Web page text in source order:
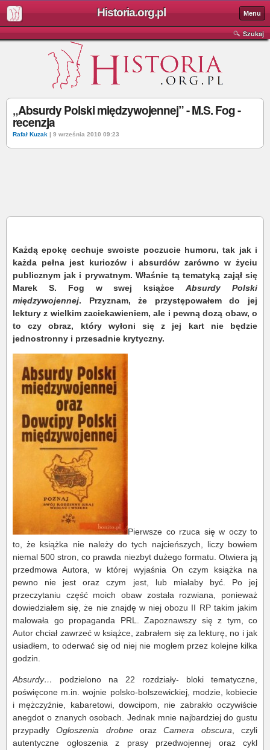
Historia.org.pl Menu
Szukaj
„Absurdy Polski międzywojennej” - M.S. Fog -
recenzja
Rafał Kuzak | 9 września 2010 09:23
Każdą epokę cechuje swoiste poczucie humoru, tak jak i
każda pełna jest kuriozów i absurdów zarówno w życiu
publicznym jak i prywatnym. Właśnie tą tematyką zajął się
Marek S. Fog w swej książceAbsurdy Polski
międzywojennej. Przyznam, że przystępowałem do jej
lektury z wielkim zaciekawieniem, ale i pewną dozą obaw, o
to czy obraz, który wyłoni się z jej kart nie będzie
jednostronny i przesadnie krytyczny.
Pierwsze co rzuca się w oczy to
to, że książka nie należy do tych najcieńszych, liczy bowiem
niemal 500 stron, co prawda niezbyt dużego formatu. Otwiera ją
przedmowa Autora, w której wyjaśnia On czym książka na
pewno nie jest oraz czym jest, lub miałaby być. Po jej
przeczytaniu część moich obaw została rozwiana, ponieważ
dowiedziałem się, że nie znajdę w niej obozu II RP takim jakim
malowała go propaganda PRL. Zapoznawszy się z tym, co
Autor chciał zawrzeć w książce, zabrałem się za lekturę, no i jak
usiadłem, to oderwać się od niej nie mogłem przez kolejne kilka
godzin.
Absurdy…
podzielono na 22 rozdziały- bloki tematyczne,
poświęcone m.in. wojnie polsko-bolszewickiej, modzie, kobiecie
i mężczyźnie, kabaretowi, dowcipom, nie zabrakło oczywiście
anegdot o znanych osobach. Jednak mnie najbardziej do gustu
przypadłyOgłoszenia drobneorazCamera obscura , czyli
autentyczne ogłoszenia z prasy przedwojennej oraz cykl